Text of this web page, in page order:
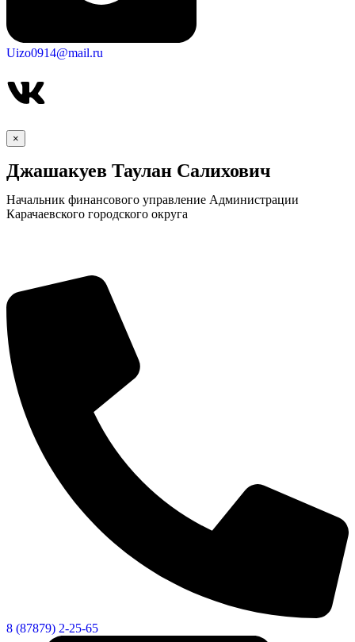
Uizo0914@mail.ru
×
Джашакуев Таулан Салихович
Начальник финансового управление Администрации
Карачаевского городского округа
8 (87879) 2-25-65